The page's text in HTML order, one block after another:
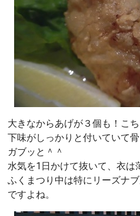
大きなからあげが３個も！こ
下味がしっかりと付いていて
ガブッと＾＾
水気を1日かけて抜いて、衣は
ふくまつり中は特にリーズナ
ですよね。